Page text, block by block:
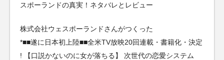
スポーランドの真実！ネタバレとレビュー
株式会社ウェスポーランドさんがつくった
*■■遂に日本初上陸■■全米TV放映20回連載・書籍化・決定
! 【口説かないのに女が落ちる】 次世代の恋愛システム